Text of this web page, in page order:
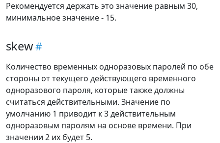
Рекомендуется держать это значение равным 30,
минимальное значение - 15.
skew
Количество временных одноразовых паролей по обе
стороны от текущего действующего временного
одноразового пароля, которые также должны
считаться действительными. Значение по
умолчанию 1 приводит к 3 действительным
одноразовым паролям на основе времени. При
значении 2 их будет 5.